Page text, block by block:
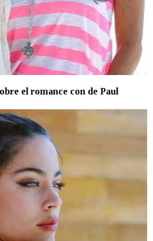
el romance con de Paul